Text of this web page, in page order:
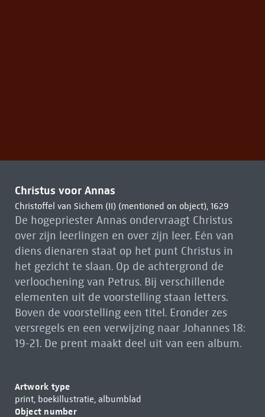
Christus voor Annas
Christoffel van Sichem (II) (mentioned on object), 1629
De hogepriester Annas ondervraagt Christus
over zijn leerlingen en over zijn leer. Eén van
diens dienaren staat op het punt Christus in
het gezicht te slaan. Op de achtergrond de
verloochening van Petrus. Bij verschillende
elementen uit de voorstelling staan letters.
Boven de voorstelling een titel. Eronder zes
versregels en een verwijzing naar Johannes 18:
19-21. De prent maakt deel uit van een album.
Artwork type
print, boekillustratie, albumblad
Object number